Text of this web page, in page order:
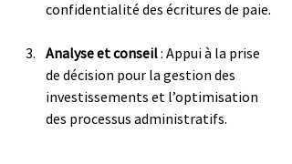
confidentialité des écritures de paie.
Analyse et conseil : Appui à la prise
de décision pour la gestion des
investissements et l’optimisation
des processus administratifs.